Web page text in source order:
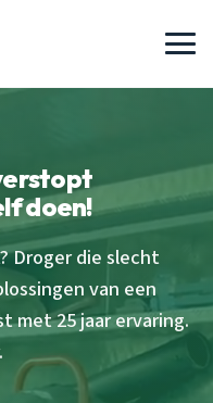
doen!
Droger die slecht
van een
met 25 jaar ervaring.